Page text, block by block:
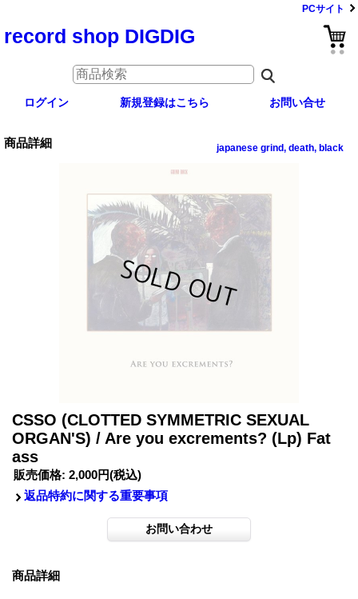
PCサイト
record shop DIGDIG
ログイン 新規登録はこちら お問い合せ
商品詳細 japanese grind, death, black
CSSO (CLOTTED SYMMETRIC SEXUAL
ORGAN'S) / Are you excrements? (Lp) Fat
ass
販売価格: 2,000円(税込)
返品特約に関する重要事項
商品詳細